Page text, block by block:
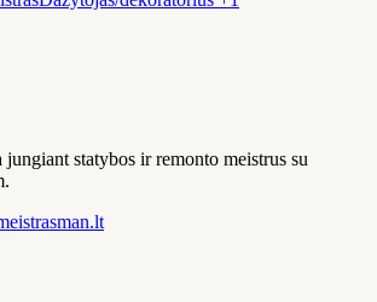
statybos ir remonto meistrus su